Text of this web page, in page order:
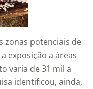
zonas potenciais de
exposição a áreas
varia de 31 mil a
identificou, ainda,